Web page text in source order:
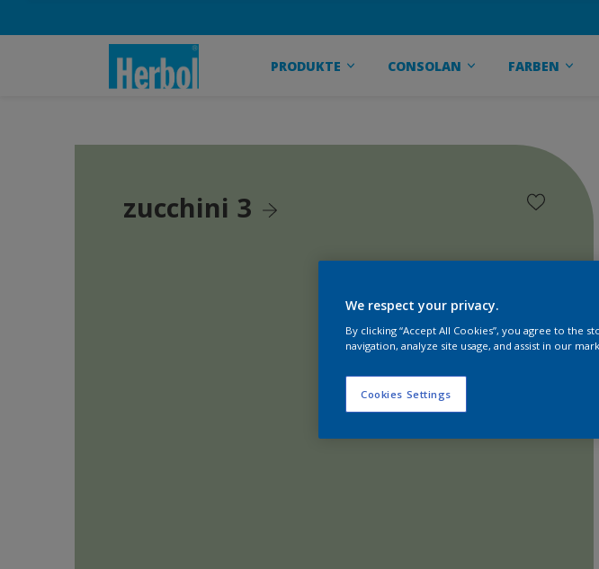
PRODUKTE CONSOLAN FARBEN
zucchini 3
We respect your privacy.
By clicking “Accept All Cookies”, you agree to the
navigation, analyze site usage, and assist in our
Cookies Settings